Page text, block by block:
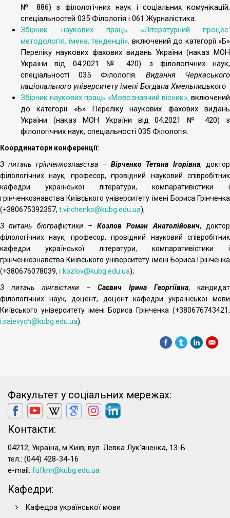
№ 886) з філологічних наук і соціальних комунікацій,
спеціальностей 035 Філологія і 061 Журналістика.
Збірник наукових праць «Літературний процес:
методологія, імена, тенденції», включений до категорії «Б»
Переліку наукових фахових видань України (наказ МОН
України від 04.2021 № 420) з філологічних наук,
спеціальності 035 Філологія. Видання Черкаського
національного університету імені Богдана Хмельницького
Збірник наукових праць «Мовознавчий вісник», включений
до категорії «Б» Переліку наукових фахових видань
України (наказ МОН України від 04.2021 № 420) з
філологічних наук, спеціальності 035 Філологія.
Координатори конференції:
З питань грінченкознавства–Вірченко Тетяна Ігорівна, доктор
філологічних наук, професор, провідний науковий співробітник
кафедри української літератури, компаративістики і
грінченкознавства Київського університету імені Бориса Грінченка
(+380675392357, t.virchenko@kubg.edu.ua);
З питань біографістики–Козлов Роман Анатолійович, доктор
філологічних наук, професор, провідний науковий співробітник
кафедри української літератури, компаративістики і
грінченкознавства Київського університету імені Бориса Грінченка
(+380676078039, r.kozlov@kubg.edu.ua);
З питань лінгвістики
–Саєвич Ірина Георгіївна, кандидат
філологічних наук, доцент, доцент кафедри української мови
Київського університету імені Бориса Грінченка (+380676743421,
i.saievych@kubg.edu.ua).
Факультет у соціальних мережах:
Контакти:
04212, Україна, м.Київ, вул. Левка Лук'яненка, 13-Б
тел.: (044) 428-34-16
e-mail: fufkm@kubg.edu.ua
Кафедри:
Кафедра української мови